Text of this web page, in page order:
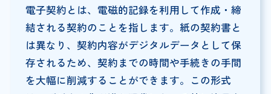
電子契約とは、電磁的記録を利用して作成・締
結される契約のことを指します。紙の契約書と
は異なり、契約内容がデジタルデータとして保
存されるため、契約までの時間や手続きの手間
を大幅に削減することができます。この形式